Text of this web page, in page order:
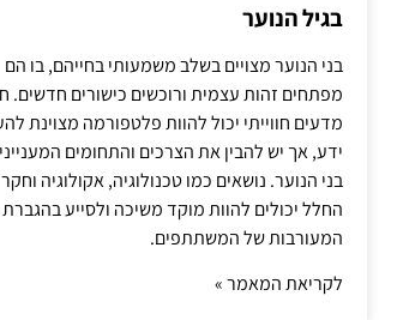
בגיל הנוער
בני הנוער מצויים בשלב משמעותי בחייהם, בו הם
מפתחים זהות עצמית ורוכשים כישורים חדשים.
מדעים חווייתי יכול להוות פלטפורמה מצוינת
ידע, אך יש להבין את הצרכים והתחומים
בני הנוער. נושאים כמו טכנולוגיה, אקולוגיה וחקר
החלל יכולים להוות מוקד משיכה ולסייע בהגברת
המעורבות של המשתתפים.
לקריאת המאמר »